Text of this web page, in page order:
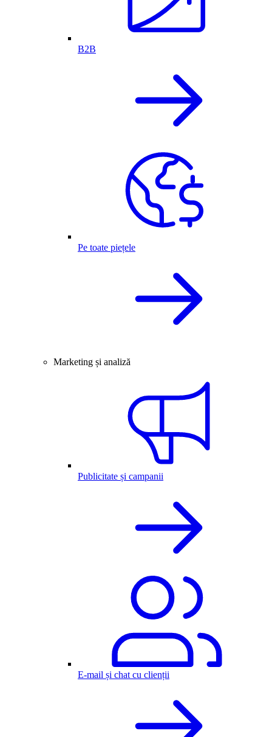
B2B
Pe toate piețele
Marketing și analiză
Publicitate și campanii
E-mail și chat cu clienții